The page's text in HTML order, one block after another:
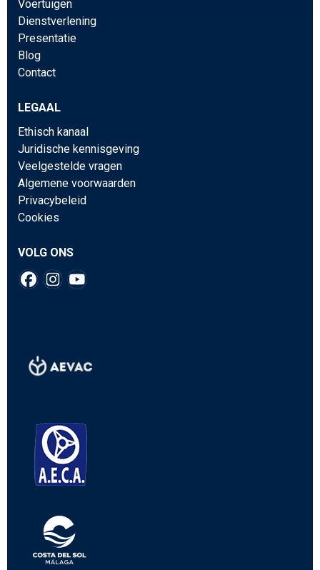
Voertuigen
Dienstverlening
Presentatie
Blog
Contact
LEGAAL
Ethisch kanaal
Juridische kennisgeving
Veelgestelde vragen
Algemene voorwaarden
Privacybeleid
Cookies
VOLG ONS